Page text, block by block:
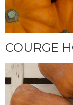
COURGE